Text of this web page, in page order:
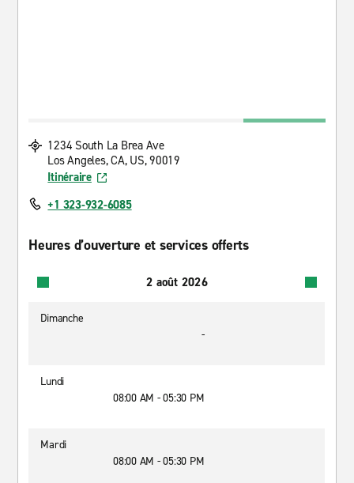
1234 South La Brea Ave
Los Angeles, CA, US, 90019
Itinéraire
+1 323-932-6085
Heures d’ouverture et services offerts
2 août 2026
Dimanche
-
Lundi
08:00 AM - 05:30 PM
Mardi
08:00 AM - 05:30 PM